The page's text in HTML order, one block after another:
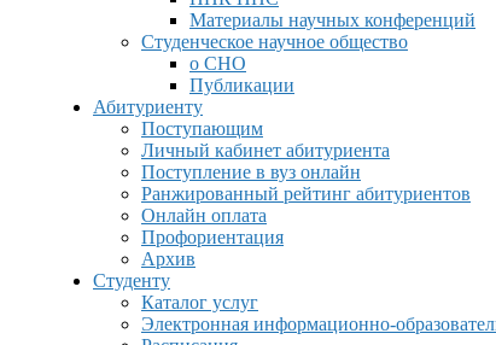
Материалы научных конференций
Студенческое научное общество
о СНО
Публикации
Абитуриенту
Поступающим
Личный кабинет абитуриента
Поступление в вуз онлайн
Ранжированный рейтинг абитуриентов
Онлайн оплата
Профориентация
Архив
Студенту
Каталог услуг
Электронная информационно-